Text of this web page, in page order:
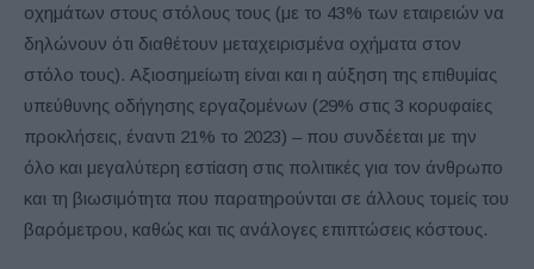
οχημάτων στους στόλους τους (με το 43% των εταιρειών να
δηλώνουν ότι διαθέτουν μεταχειρισμένα οχήματα στον
στόλο τους). Αξιοσημείωτη είναι και η αύξηση της επιθυμίας
υπεύθυνης οδήγησης εργαζομένων (29% στις 3 κορυφαίες
προκλήσεις, έναντι 21% το 2023) – που συνδέεται με την
όλο και μεγαλύτερη εστίαση στις πολιτικές για τον άνθρωπο
και τη βιωσιμότητα που παρατηρούνται σε άλλους τομείς του
βαρόμετρου, καθώς και τις ανάλογες επιπτώσεις κόστους.